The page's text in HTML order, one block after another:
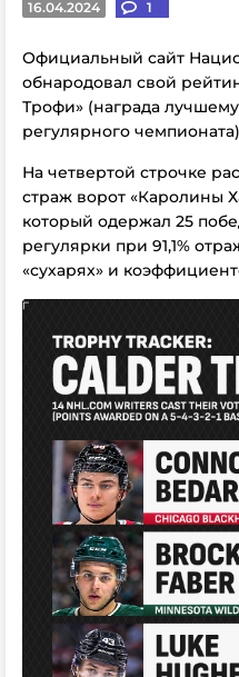
16.04.2024 1
Официальный сайт
обнародовал свой
Трофи» (награда
регулярного
На четвертой строчке
страж ворот «Каролины
который одержал 25
регулярки при 91,1%
«сухарях» и